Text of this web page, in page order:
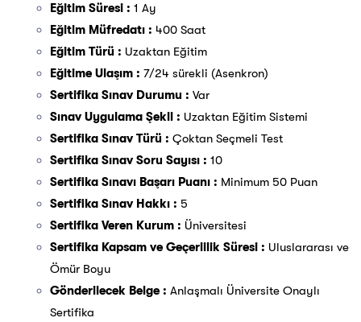
Eğitim Süresi : 1 Ay
Eğitim Müfredatı : 400 Saat
Eğitim Türü : Uzaktan Eğitim
Eğitime Ulaşım : 7/24 sürekli (Asenkron)
Sertifika Sınav Durumu : Var
Sınav Uygulama Şekli : Uzaktan Eğitim Sistemi
Sertifika Sınav Türü : Çoktan Seçmeli Test
Sertifika Sınav Soru Sayısı : 10
Sertifika Sınavı Başarı Puanı : Minimum 50 Puan
Sertifika Sınav Hakkı : 5
Sertifika Veren Kurum : Üniversitesi
Sertifika Kapsam ve Geçerlilik Süresi : Uluslararası ve
Ömür Boyu
Gönderilecek Belge : Anlaşmalı Üniversite Onaylı
Sertifika